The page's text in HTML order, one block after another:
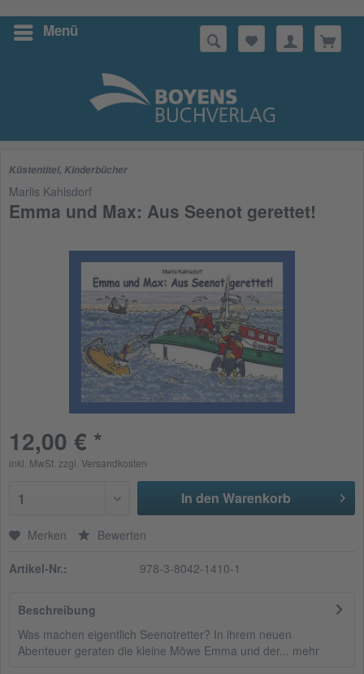
Menü
Suchen
Küstentitel, Kinderbücher
Marlis Kahlsdorf
Emma und Max: Aus Seenot gerettet!
12,00 € *
inkl. MwSt. zzgl. Versandkosten
1 In den Warenkorb
Merken Bewerten
Artikel-Nr.: 978-3-8042-1410-1
Beschreibung
Was machen eigentlich Seenotretter? In ihrem neuen
Abenteuer geraten die kleine Möwe Emma und der... mehr